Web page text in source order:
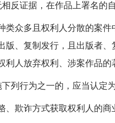
反证据，在作品上署名的
多且权利人分散的案件
版、复制发行，且出版者
利人放弃权利、涉案作品
下列行为之一的，应当认定
欺诈方式获取权利人的商